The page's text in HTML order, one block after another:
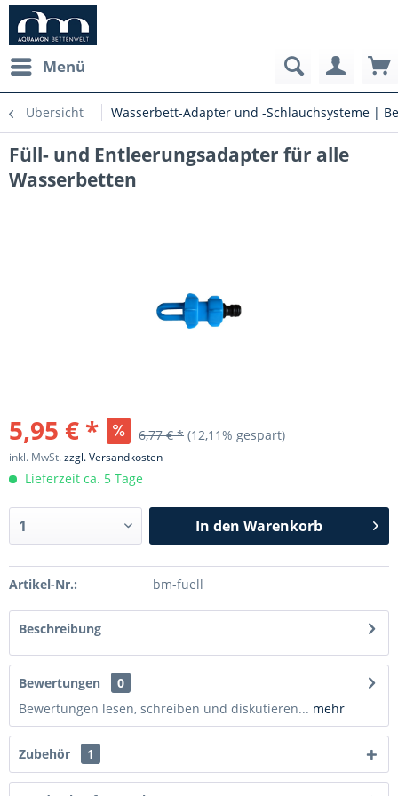
Menü
Übersicht Wasserbett-Adapter und -Schlauchsysteme |
Füll- und Entleerungsadapter für alle
Wasserbetten
5,95 € * 6,77 € * (12,11% gespart)
inkl. MwSt.zzgl. Versandkosten
Lieferzeit ca. 5 Tage
In den Warenkorb
Artikel-Nr.: bm-fuell
Beschreibung
Bewertungen
0
Bewertungen lesen, schreiben und diskutieren... mehr
Zubehör 1